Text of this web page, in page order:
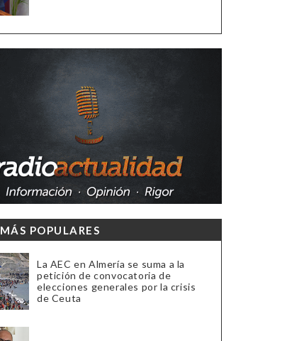
MÁS POPULARES
La AEC en Almería se suma a la
petición de convocatoria de
elecciones generales por la crisis
de Ceuta